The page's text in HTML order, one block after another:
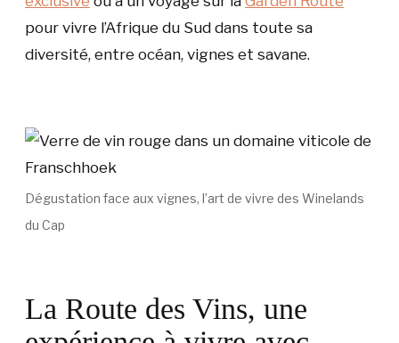
pour vivre l’Afrique du Sud dans toute sa
diversité, entre océan, vignes et savane.
Dégustation face aux vignes, l’art de vivre des Winelands
du Cap
La Route des Vins, une